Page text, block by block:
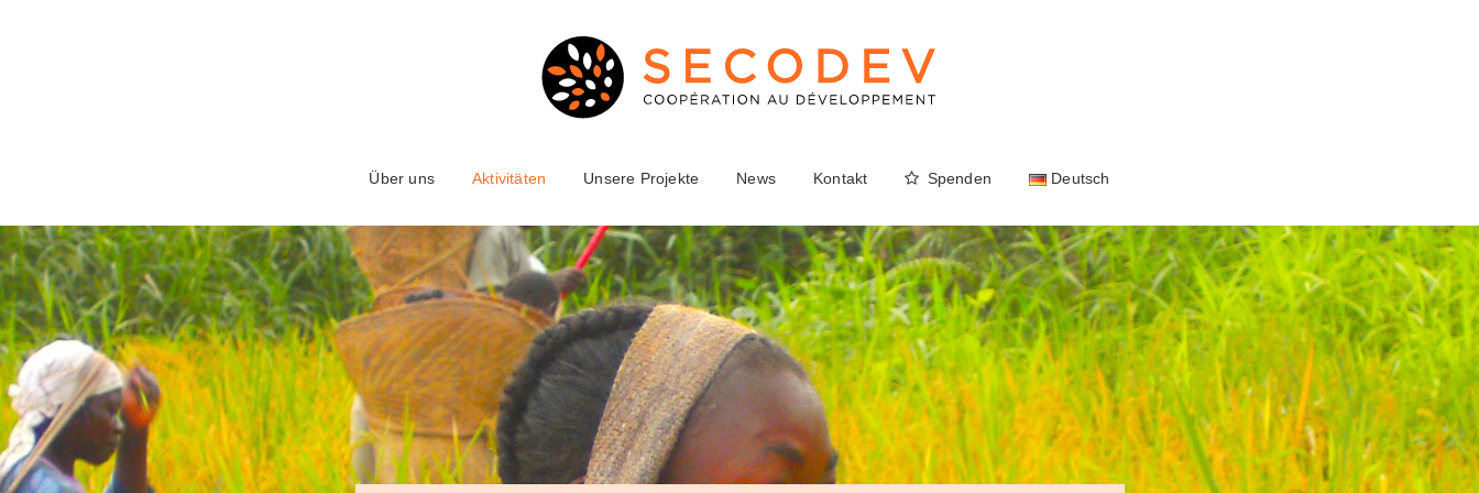
Über uns Aktivitäten Unsere Projekte News Kontakt Spenden Deutsch